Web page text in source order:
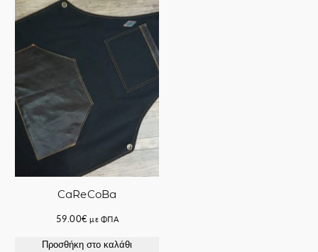
44.00€.
CaReCoBa
59.00€ με ΦΠΑ
Προσθήκη στο καλάθι